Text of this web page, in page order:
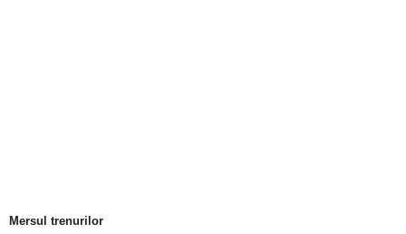
Mersul trenurilor